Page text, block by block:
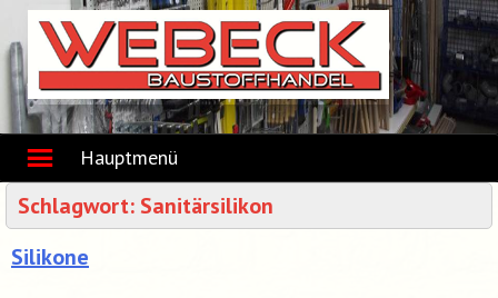
content
Hauptmenü
Schlagwort: Sanitärsilikon
Silikone